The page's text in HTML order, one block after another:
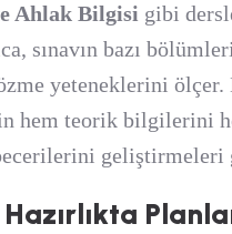
Ahlak Bilgisi gibi
sınavın bazı
yeteneklerini ölçer.
hem teorik bilgilerini
geliştirmeleri
Hazırlıkta